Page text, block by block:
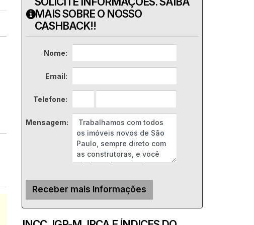
MAIS SOBRE O NOSSO
CASHBACK!!
Nome:
Email:
Telefone:
Mensagem: